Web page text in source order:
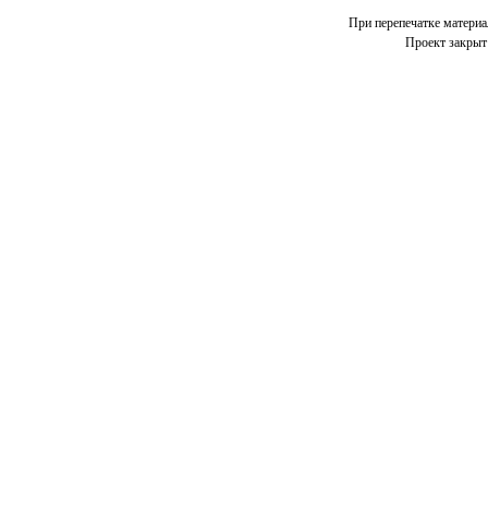
При перепечатке
Проект закрыт